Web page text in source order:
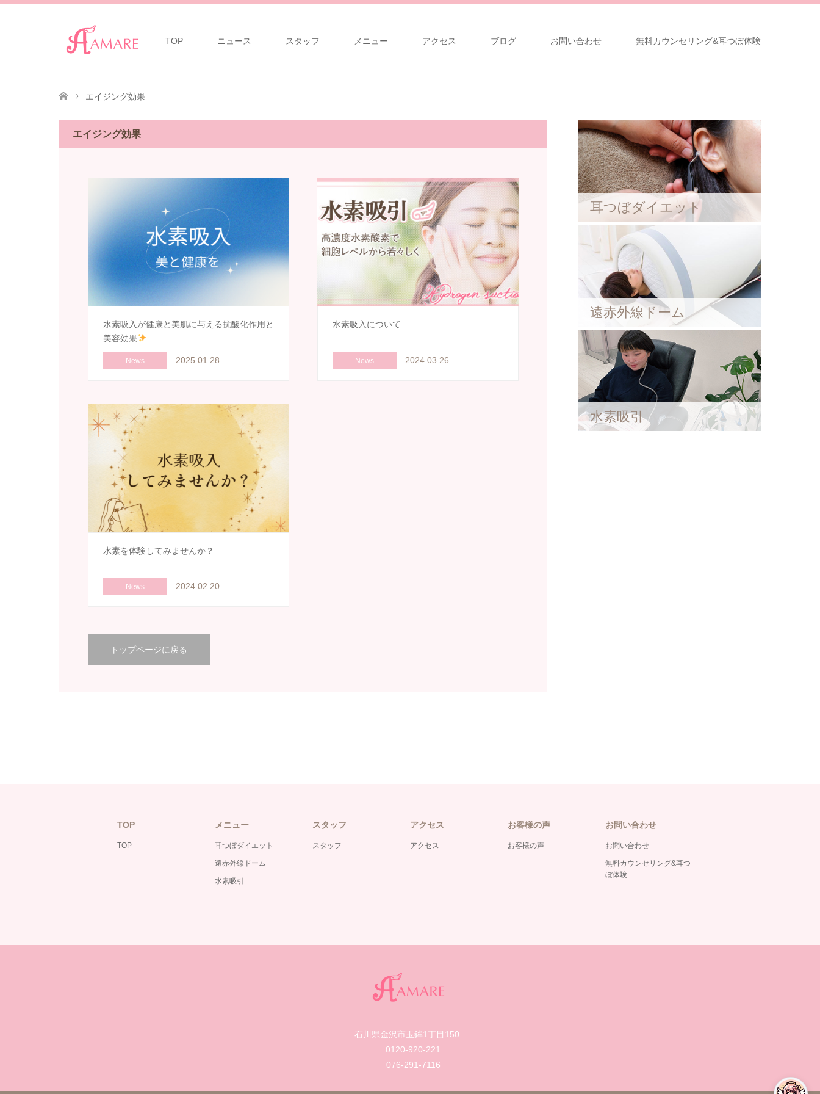
TOP ニュース スタッフ メニュー アクセス ブログ お問い合わせ 無料カウンセリング&耳つぼ体験
エイジング効果
エイジング効果
水素吸入が健康と美肌に与える抗酸化作用と
美容効果
News 2025.01.28
水素吸入について
News 2024.03.26
水素を体験してみませんか？
News 2024.02.20
トップページに戻る
耳つぼダイエット
遠赤外線ドーム
水素吸引
TOP
TOP
メニュー
耳つぼダイエット
遠赤外線ドーム
水素吸引
スタッフ
スタッフ
アクセス
アクセス
お客様の声
お客様の声
お問い合わせ
お問い合わせ
無料カウンセリング&耳つ
ぼ体験
石川県金沢市玉鉾1丁目150
0120-920-221
076-291-7116